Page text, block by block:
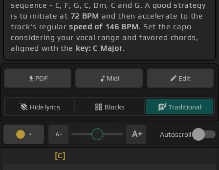
sequence - C, F, G, C, Dm, C and G. A good strategy
is to initiate at 72 BPM and then accelerate to the
track's regularspeed of 146 BPM. Set the capo
considering your vocal range and favored chords,
aligned with the key: C Major.
PDF Midi Edit
Hide lyrics Blocks Traditional
Autoscroll
[C]